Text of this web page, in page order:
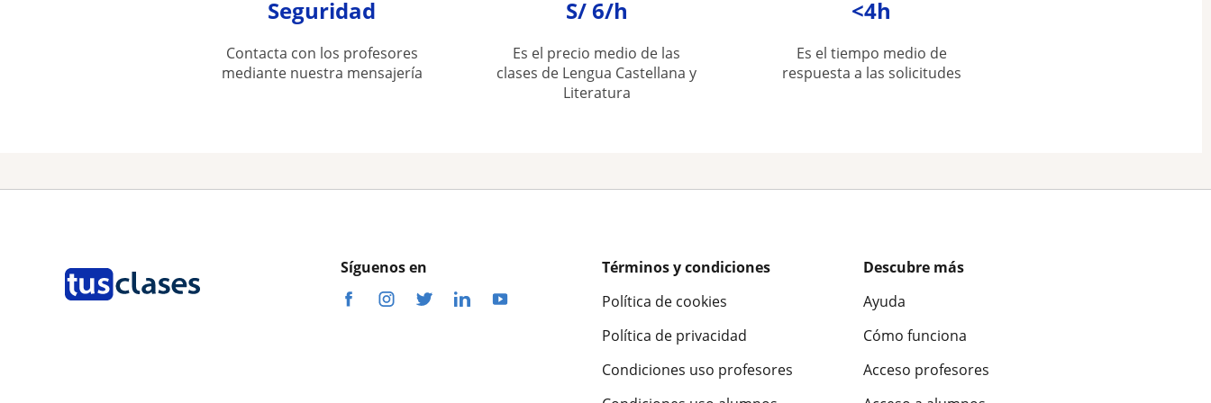
Seguridad
Contacta con los profesores
mediante nuestra mensajería
S/ 6/h
Es el precio medio de las
clases de Lengua Castellana y
Literatura
<4h
Es el tiempo medio de
respuesta a las solicitudes
Síguenos en
Términos y condiciones
Política de cookies
Política de privacidad
Condiciones uso profesores
Descubre más
Ayuda
Cómo funciona
Acceso profesores